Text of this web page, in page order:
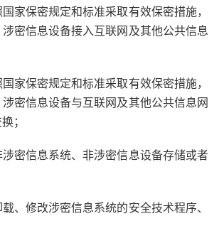
保密规定和标准采取有效保密措施，
密信息设备接入互联网及其他公共信息
保密规定和标准采取有效保密措施，
密信息设备与互联网及其他公共信息网
；
信息系统、非涉密信息设备存储或者
修改涉密信息系统的安全技术程序、